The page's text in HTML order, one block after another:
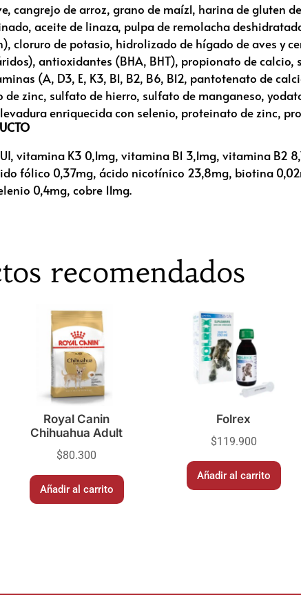
cangrejo de arroz, grano de maíz1, harina de gluten
aceite de linaza, pulpa de remolacha
cloruro de potasio, hidrolizado de hígado de aves y
antioxidantes (BHA, BHT), propionato de
(A, D3, E, K3, B1, B2, B6, B12, pantotenato de
zinc, sulfato de hierro, sulfato de manganeso,
enriquecida con selenio, proteinato de zinc,
vitamina K3 0,1mg, vitamina B1 3,1mg, vitamina B2
fólico 0,37mg, ácido nicotínico 23,8mg, biotina
0,4mg, cobre 11mg.
recomendados
Royal Canin
Chihuahua Adult
$80.300
Añadir al carrito
Folrex
$119.900
Añadir al carrito